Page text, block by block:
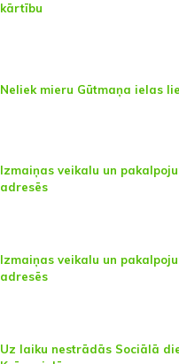
kārtību
Neliek mieru Gūtmaņa ielas
Izmaiņas veikalu un
adresēs
Izmaiņas veikalu un
adresēs
Uz laiku nestrādās Sociālā